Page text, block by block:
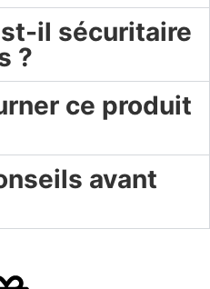
il sécuritaire
?
ce produit
avant